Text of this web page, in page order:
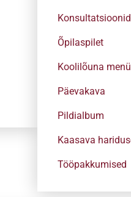
Õpilaspilet
Koolilõuna
Päevakava
Pildialbum
Kaasava
Tööpakkumised